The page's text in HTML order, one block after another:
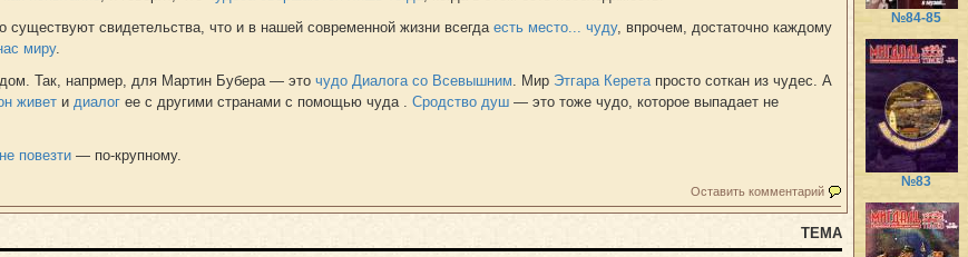
свидетельства, что и в нашей современной жизни всегдаесть место... чуду, впрочем, достаточно каждому
миру.
Так, напрмер, для Мартин Бубера — эточудо Диалога со Всевышним . Мир Этгара Керета просто соткан из чудес. А
живет и диалог ее с другими странами с помощью чуда .Сродство душ — это тоже чудо, которое выпадает не
повезти — по-крупному.
Оставить комментарий
ТЕМА
№84-85
№83